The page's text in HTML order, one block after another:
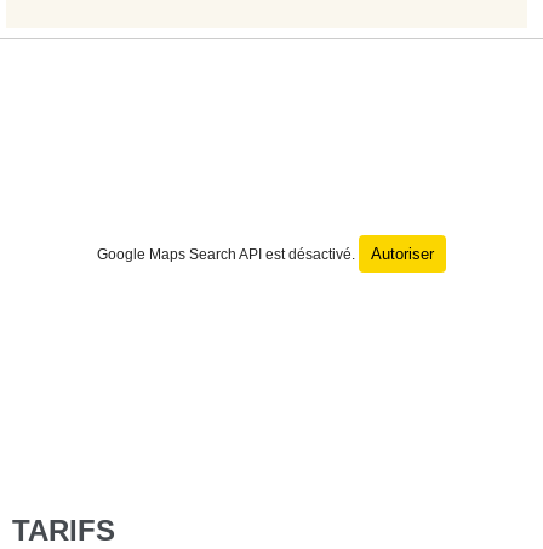
Google Maps Search API est désactivé. Autoriser
TARIFS